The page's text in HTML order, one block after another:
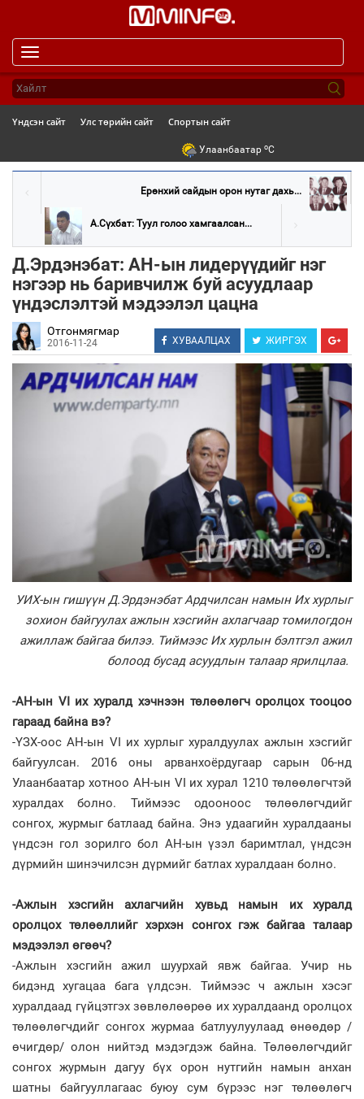
navigation
Үндсэн сайт Улс төрийн сайт Спортын сайт
Улаанбаатар oC
Ерөнхий сайдын орон нутаг дахь...
А.Сүхбат: Туул голоо хамгаалсан...
Д.Эрдэнэбат: АН-ын лидерүүдийг нэг
нэгээр нь баривчилж буй асуудлаар
үндэслэлтэй мэдээлэл цацна
Отгонмягмар
2016-11-24 ХУВААЛЦАХ ЖИРГЭХ
УИХ-ын гишүүн Д.Эрдэнэбат Ардчилсан намын Их хурлыг
зохион байгуулах ажлын хэсгийн ахлагчаар томилогдон
ажиллаж байгаа билээ. Тиймээс Их хурлын бэлтгэл ажил
болоод бусад асуудлын талаар ярилцлаа.
-АН-ын VI их хуралд хэчнээн төлөөлөгч оролцох тооцоо
гараад байна вэ?
-ҮЗХ-оос АН-ын VI их хурлыг хуралдуулах ажлын хэсгийг
байгуулсан. 2016 оны арванхоёрдугаар сарын 06-нд
Улаанбаатар хотноо АН-ын VI их хурал 1210 төлөөлөгчтэй
хуралдах болно. Тиймээс одооноос төлөөлөгчдийг
сонгох, журмыг батлаад байна. Энэ удаагийн хуралдааны
үндсэн гол зорилго бол АН-ын үзэл баримтлал, үндсэн
дүрмийн шинэчилсэн дүрмийг батлах хуралдаан болно.
-Ажлын хэсгийн ахлагчийн хувьд намын их хуралд
оролцох төлөөллийг хэрхэн сонгох гэж байгаа талаар
мэдээлэл өгөөч?
-Ажлын хэсгийн ажил шуурхай явж байгаа. Учир нь
бидэнд хугацаа бага үлдсэн. Тиймээс ч ажлын хэсэг
хуралдаад гүйцэтгэх зөвлөлөөрөө их хуралдаанд оролцох
төлөөлөгчдийг сонгох журмаа батлуулуулаад өнөөдөр /
өчигдөр/ олон нийтэд мэдэгдэж байна. Төлөөлөгчдийг
сонгох журмын дагуу бүх орон нутгийн намын анхан
шатны байгууллагаас буюу сум бүрээс нэг төлөөлөгч